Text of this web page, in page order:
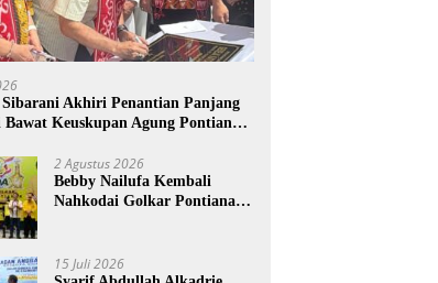
Sibarani Akhiri Penantian Panjang
Bawat Keuskupan Agung Pontianak,
2 Agustus 2026
Bebby Nailufa Kembali
Nahkodai Golkar Pontianak,
15 Juli 2026